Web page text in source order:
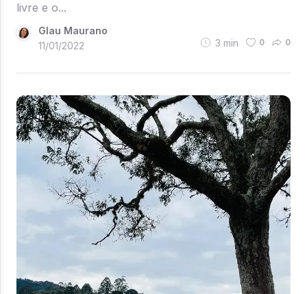
livre e o...
Glau Maurano
11/01/2022
3 min 0 0